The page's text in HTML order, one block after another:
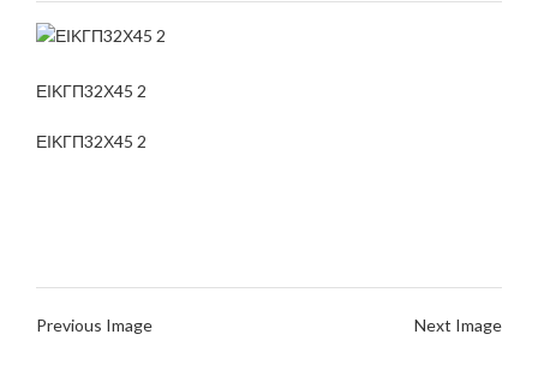
ΕΙΚΓΠ32Χ45 2
ΕΙΚΓΠ32Χ45 2
Previous Image Next Image